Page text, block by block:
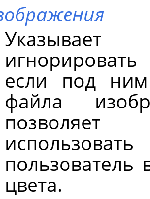
если под ним
файла
позволяет
цвета.